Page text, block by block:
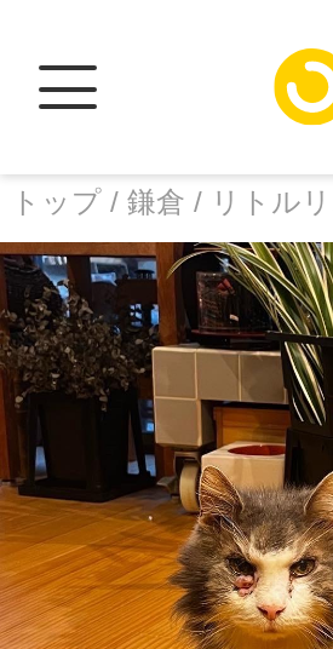
トップ / 鎌倉 / リトル
X
LINE
加盟ス